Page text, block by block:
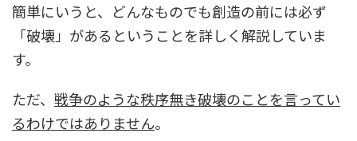
簡単にいうと、どんなものでも創造の前には必ず
「破壊」があるということを詳しく解説していま
す。
ただ、 戦争のような秩序無き破壊のことを言ってい
るわけではありません。